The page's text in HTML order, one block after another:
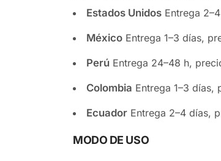
Estados Unidos Entrega
México Entrega 1–3 días,
Perú Entrega 24–48 h,
Colombia Entrega 1–3 días,
Ecuador Entrega 2–4 días,
MODO DE USO